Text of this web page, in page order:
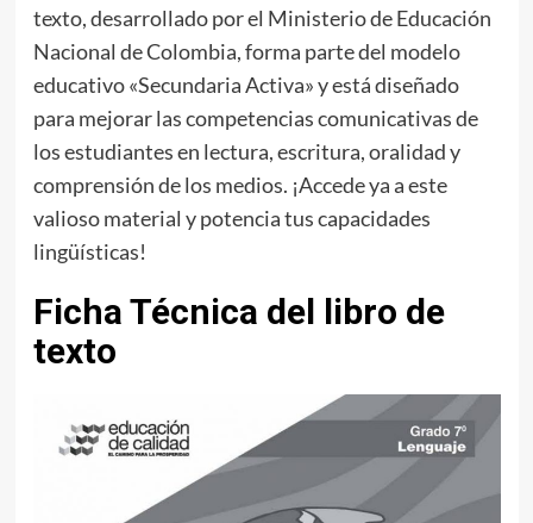
texto, desarrollado por el Ministerio de Educación
Nacional de Colombia, forma parte del modelo
educativo «Secundaria Activa» y está diseñado
para mejorar las competencias comunicativas de
los estudiantes en lectura, escritura, oralidad y
comprensión de los medios. ¡Accede ya a este
valioso material y potencia tus capacidades
lingüísticas!
Ficha Técnica del libro de
texto